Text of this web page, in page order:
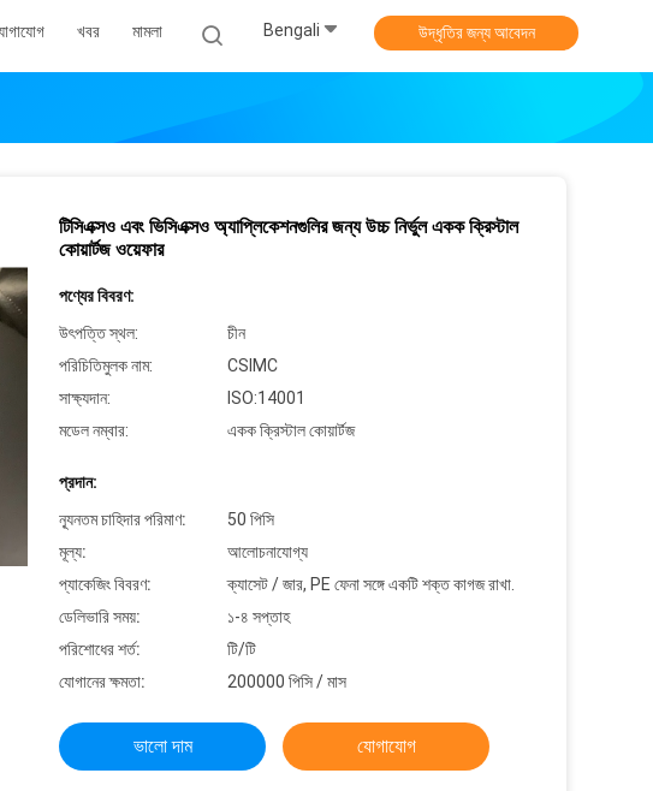
খবর মামলা Bengali উদ্ধৃতির জন্য আবেদন
টিসিএক্সও এবং ভিসিএক্সও অ্যাপ্লিকেশনগুলির জন্য উচ্চ নির্ভুল একক ক্রিস্টাল
কোয়ার্টজ ওয়েফার
পণ্যের বিবরণ:
উৎপত্তি স্থল:
চীন
পরিচিতিমুলক নাম:
CSIMC
সাক্ষ্যদান:
ISO:14001
মডেল নম্বার:
একক ক্রিস্টাল কোয়ার্টজ
প্রদান:
ন্যূনতম চাহিদার পরিমাণ:
50 পিসি
মূল্য:
আলোচনাযোগ্য
প্যাকেজিং বিবরণ:
ক্যাসেট / জার, PE ফেনা সঙ্গে একটি শক্ত কাগজ রাখা.
ডেলিভারি সময়:
১-৪ সপ্তাহ
পরিশোধের শর্ত:
টি/টি
যোগানের ক্ষমতা:
200000 পিসি / মাস
ভালো দাম যোগাযোগ